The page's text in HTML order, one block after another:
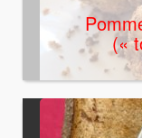
(«